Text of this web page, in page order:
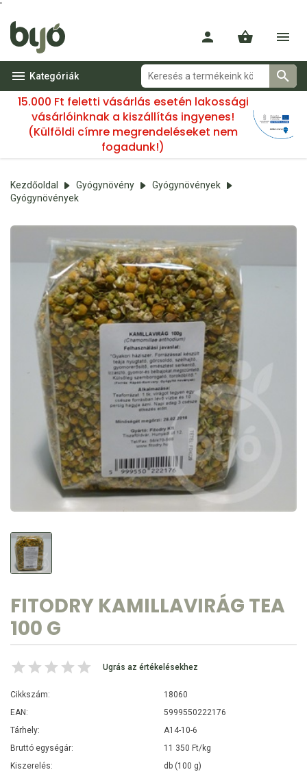
'
Kategóriák
15.000 Ft feletti vásárlás esetén lakossági
vásárlóinknak a kiszállítás ingyenes!
(Külföldi címre megrendeléseket nem
fogadunk!)
Kezdőoldal Gyógynövény
Gyógynövények
Gyógynövények
FITODRY KAMILLAVIRÁG TEA
100 G
Ugrás az értékelésekhez
Cikkszám:
18060
EAN:
5999550222176
Tárhely:
A14-10-6
Bruttó egységár:
11 350 Ft/kg
Kiszerelés:
db (100 g)